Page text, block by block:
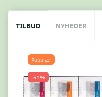
TILBUD NYHEDER
Populær
-51%